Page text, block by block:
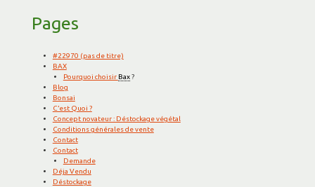
Pages
#22970 (pas de titre)
BAX
Pourquoi choisir Bax?
Blog
Bonsai
C’est Quoi ?
Concept novateur : Déstockage végétal
Conditions générales de vente
Contact
Contact
Demande
Déja Vendu
Déstockage